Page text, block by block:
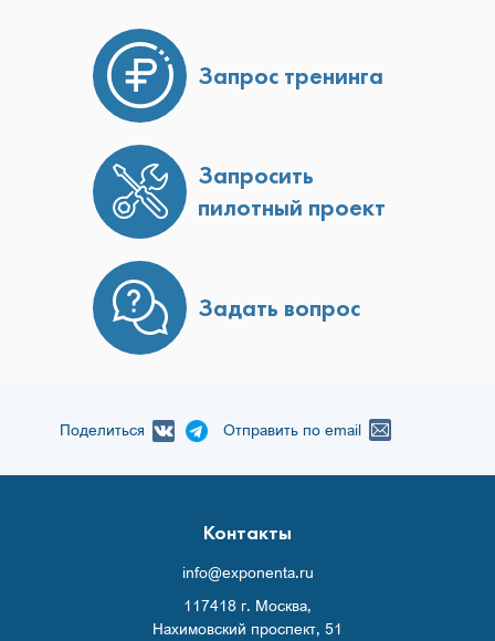
Запрос тренинга
Запросить
пилотный проект
Задать вопрос
Поделиться Отправить по email
Контакты
info@exponenta.ru
117418 г. Москва,
Нахимовский проспект, 51